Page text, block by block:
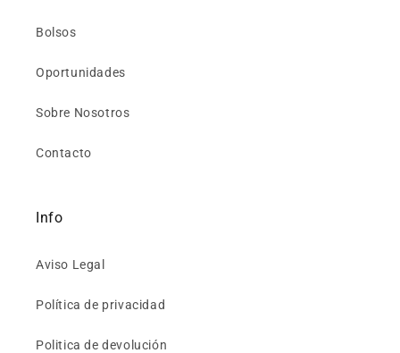
Bolsos
Oportunidades
Sobre Nosotros
Contacto
Info
Aviso Legal
Política de privacidad
Politica de devolución